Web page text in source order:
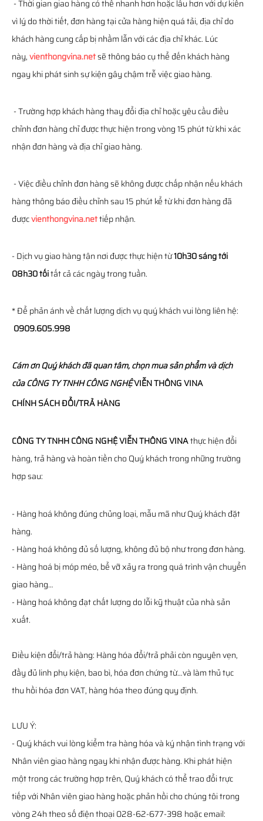
- Thời gian giao hàng có thể nhanh hơn hoặc lâu hơn với dự kiến
vì lý do thời tiết, đơn hàng tại cửa hàng hiện quá tải, địa chỉ do
khách hàng cung cấp bị nhầm lẫn với các địa chỉ khác. Lúc
này,vienthongvina.netsẽ thông báo cụ thể đến khách hàng
ngay khi phát sinh sự kiện gây chậm trễ việc giao hàng.
- Trường hợp khách hàng thay đổi địa chỉ hoặc yêu cầu điều
chỉnh đơn hàng chỉ được thực hiện trong vòng 15 phút từ khi xác
nhận đơn hàng và địa chỉ giao hàng.
- Việc điều chỉnh đơn hàng sẽ không được chấp nhận nếu khách
hàng thông báo điều chỉnh sau 15 phút kể từ khi đơn hàng đã
đượcvienthongvina.nettiếp nhận.
- Dịch vụ giao hàng tận nơi được thực hiện từ10h30 sáng tới
08h30 tốitất cả các ngày trong tuần.
* Để phản ánh về chất lượng dịch vụ quý khách vui lòng liên hệ:
0909.605.998
Cám ơn Quý khách đã quan tâm, chọn mua sản phẩm và dịch
củaCÔNG TY TNHH CÔNG NGHỆVIỄN THÔNGVINA
CHÍNH SÁCH ĐỔI/TRẢ HÀNG
CÔNG TY TNHH CÔNG NGHỆ VIỄN THÔNG VINAthực hiện đổi
hàng, trả hàng và hoàn tiền cho Quý khách trong những trường
hợp sau:
- Hàng hoá không đúng chủng loại, mẫu mã như Quý khách đặt
hàng.
- Hàng hoá không đủ số lượng, không đủ bộ như trong đơn hàng.
- Hàng hoá bị móp méo, bể vỡ xảy ra trong quá trình vận chuyển
giao hàng…
- Hàng hoá không đạt chất lượng do lỗi kỹ thuật của nhà sản
xuất.
Điều kiện đổi/trả hàng: Hàng hóa đổi/trả phải còn nguyên vẹn,
đầy đủ linh phụ kiện, bao bì, hóa đơn chứng từ…và làm thủ tục
thu hồi hóa đơn VAT, hàng hóa theo đúng quy định.
LƯU Ý:
- Quý khách vui lòng kiểm tra hàng hóa và ký nhận tình trạng với
Nhân viên giao hàng ngay khi nhận được hàng. Khi phát hiện
một trong các trường hợp trên, Quý khách có thể trao đổi trực
tiếp với Nhân viên giao hàng hoặc phản hồi cho chúng tôi trong
vòng 24h theo số điện thoại 028-62-677-398 hoặc email: